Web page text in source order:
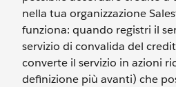
nella tua organizzazione
funziona: quando registri il
servizio di convalida del
converte il servizio in azioni
definizione più avanti) che